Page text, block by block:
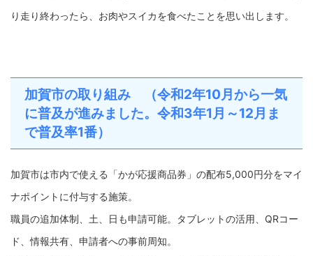
り走り終わったら、お肉やスイカを食べたことを思い出します。
加賀市の取り組み （令和2年10月から一気
に普及が進みました。令和3年1月～12月ま
で普及率1番）
加賀市は市内で使える「かが応援商品券」の配布5,000円分をマイ
ナポイントに付与する施策。
職員の追加体制、土、日も申請可能。タブレットの活用、QRコー
ド、情報共有、申請者への事前周知。